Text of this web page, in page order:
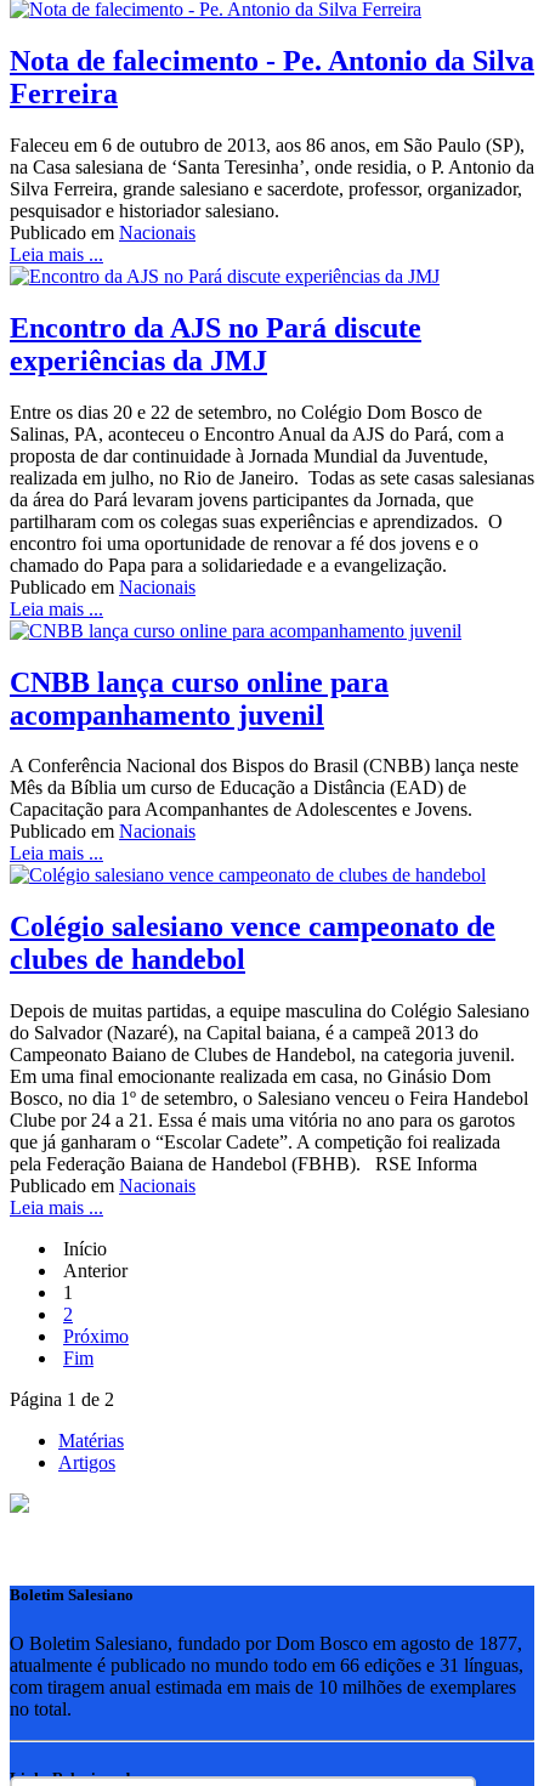
Nota de falecimento - Pe. Antonio da Silva
Ferreira
Faleceu em 6 de outubro de 2013, aos 86 anos, em São Paulo (SP),
na Casa salesiana de ‘Santa Teresinha’, onde residia, o P. Antonio da
Silva Ferreira, grande salesiano e sacerdote, professor, organizador,
pesquisador e historiador salesiano.
Publicado em Nacionais
Leia mais ...
Encontro da AJS no Pará discute
experiências da JMJ
Entre os dias 20 e 22 de setembro, no Colégio Dom Bosco de
Salinas, PA, aconteceu o Encontro Anual da AJS do Pará, com a
proposta de dar continuidade à Jornada Mundial da Juventude,
realizada em julho, no Rio de Janeiro. Todas as sete casas salesianas
da área do Pará levaram jovens participantes da Jornada, que
partilharam com os colegas suas experiências e aprendizados. O
encontro foi uma oportunidade de renovar a fé dos jovens e o
chamado do Papa para a solidariedade e a evangelização.
Publicado em Nacionais
Leia mais ...
CNBB lança curso online para
acompanhamento juvenil
A Conferência Nacional dos Bispos do Brasil (CNBB) lança neste
Mês da Bíblia um curso de Educação a Distância (EAD) de
Capacitação para Acompanhantes de Adolescentes e Jovens.
Publicado em Nacionais
Leia mais ...
Colégio salesiano vence campeonato de
clubes de handebol
Depois de muitas partidas, a equipe masculina do Colégio Salesiano
do Salvador (Nazaré), na Capital baiana, é a campeã 2013 do
Campeonato Baiano de Clubes de Handebol, na categoria juvenil.
Em uma final emocionante realizada em casa, no Ginásio Dom
Bosco, no dia 1º de setembro, o Salesiano venceu o Feira Handebol
Clube por 24 a 21. Essa é mais uma vitória no ano para os garotos
que já ganharam o “Escolar Cadete”. A competição foi realizada
pela Federação Baiana de Handebol (FBHB). RSE Informa
Publicado em Nacionais
Leia mais ...
Início
Anterior
1
2
Próximo
Fim
Página 1 de 2
Matérias
Artigos
Boletim Salesiano
O Boletim Salesiano, fundado por Dom Bosco em agosto de 1877,
atualmente é publicado no mundo todo em 66 edições e 31 línguas,
com tiragem anual estimada em mais de 10 milhões de exemplares
no total.
Links Relacionados